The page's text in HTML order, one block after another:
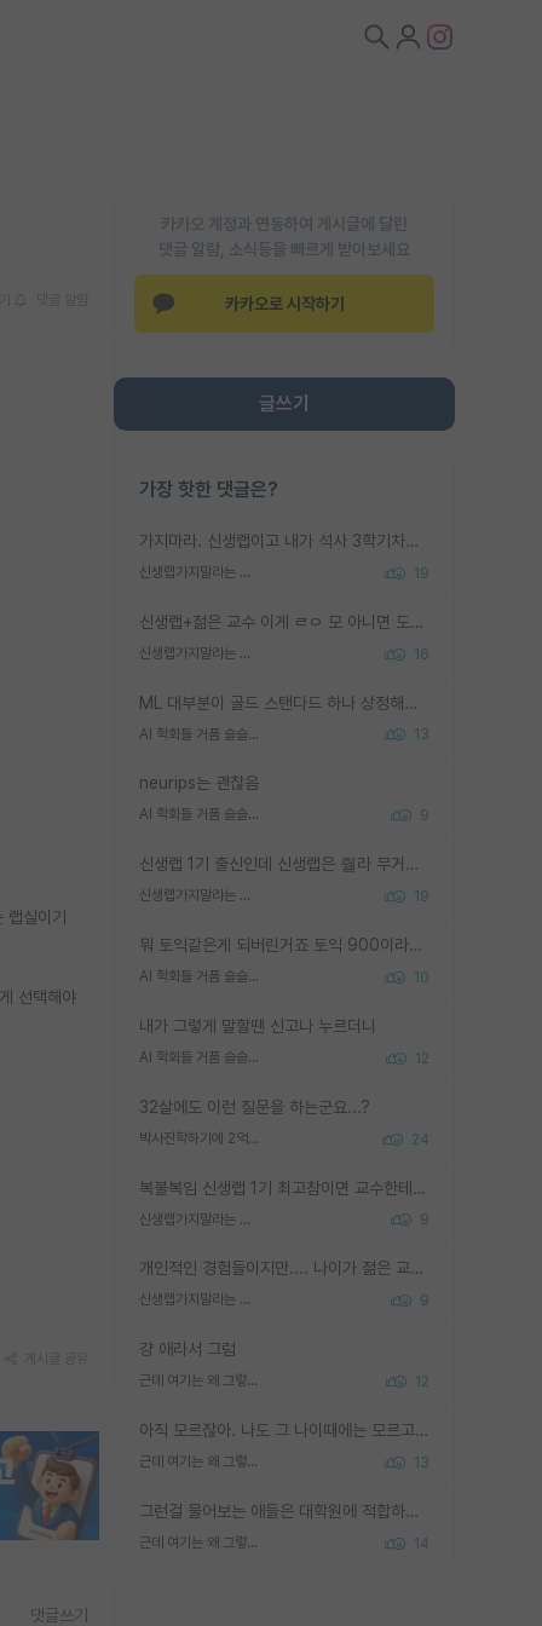
카카오 계정과 연동하여 게시글에 달린
댓글 알람, 소식등을 빠르게 받아보세요
카카오로 시작하기
글쓰기
가장 핫한 댓글은?
가지마라. 신생랩이고 내가 석사 3학기차인데 최고참인데 나도 아무것도 모르는데 교수가 후배들 왜 논문 교육 안시키냐. 논문 왜 안 써오냐 닦달한다
신생랩가지말라는 이유가 있었구나 19
신생랩+젊은 교수 이게 ㄹㅇ 모 아니면 도인듯.
신생랩가지말라는 이유가 있었구나 16
ML 대부분이 골드 스탠다드 하나 상정해놓고 (벤치마크 데이터셋이 여러 개면 여러 개 상정) 그거 얼마나 잘 맞추나 싸움임 가끔 번뜩이는 설계 철학을 보여주는 논문들도 있지만 대부분 그거 성적 얼마나 더 올리느라에 혈안이 되어 있는 측면이 잇음
AI 학회들 거품 슬슬 지적이 나오네요 13
neurips는 괜찮음
AI 학회들 거품 슬슬 지적이 나오네요 9
신생랩 1기 출신인데 신생랩은 줠라 무거운 바벨 같은거임. 들면 대박인데 못들면 깔려 죽음. 아무도 알려주지 않는 환경에서 자생해야하지만, 일단 살아남았다면 그 어떤 사람보다 악착같고 생존력 높은 사람으로 거듭날 수 있음
신생랩가지말라는 이유가 있었구나 19
뭐 토익같은게 되버린거죠 토익 900이라고 영어잘하는건 아닙니다만 잘하는사람은 다 900을 넘는 그런
AI 학회들 거품 슬슬 지적이 나오네요 10
내가 그렇게 말할땐 신고나 누르더니
AI 학회들 거품 슬슬 지적이 나오네요 12
32살에도 이런 질문을 하는군요...?
박사진학하기에 2억은 괜찮은 (?) 정도의 경제력인가요 24
복불복임 신생랩 1기 최고참이면 교수한테 직접 지도받는 시간이 매우 많음 제대로 된 교수라면 말이지 그게 아니라면 그냥 넌 해방 불가능한 노예 1호에 감점쓰레기통이 되는거고
신생랩가지말라는 이유가 있었구나 9
개인적인 경험들이지만.... 나이가 젊은 교수일수록 꼰대라는 가면을 쓴 채로 무례함을 행동하는 경우가 거의 90% 정도였음. 나이가 어린데 다른 또래들과 달리 명예, 권력, 재력까지 얻었으니 세상 다 가진 기분이겠지. 오히러 나이 든 교수들이 행동과 말을 더 조심하시더라.
신생랩가지말라는 이유가 있었구나 9
걍 애라서 그럼
근데 여기는 왜 그렇게 SPK를 물어보는거임? 12
아직 모르잖아. 나도 그 나이때에는 모르고 평가 받고 안심하고 싶었어.
근데 여기는 왜 그렇게 SPK를 물어보는거임? 13
그런걸 물어보는 애들은 대학원에 적합하지 않다
근데 여기는 왜 그렇게 SPK를 물어보는거임? 14
실이기
선택해야
댓글쓰기